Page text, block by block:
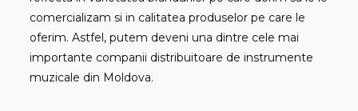
comercializam si in calitatea produselor pe care le
oferim. Astfel, putem deveni una dintre cele mai
importante companii distribuitoare de instrumente
muzicale din Moldova.